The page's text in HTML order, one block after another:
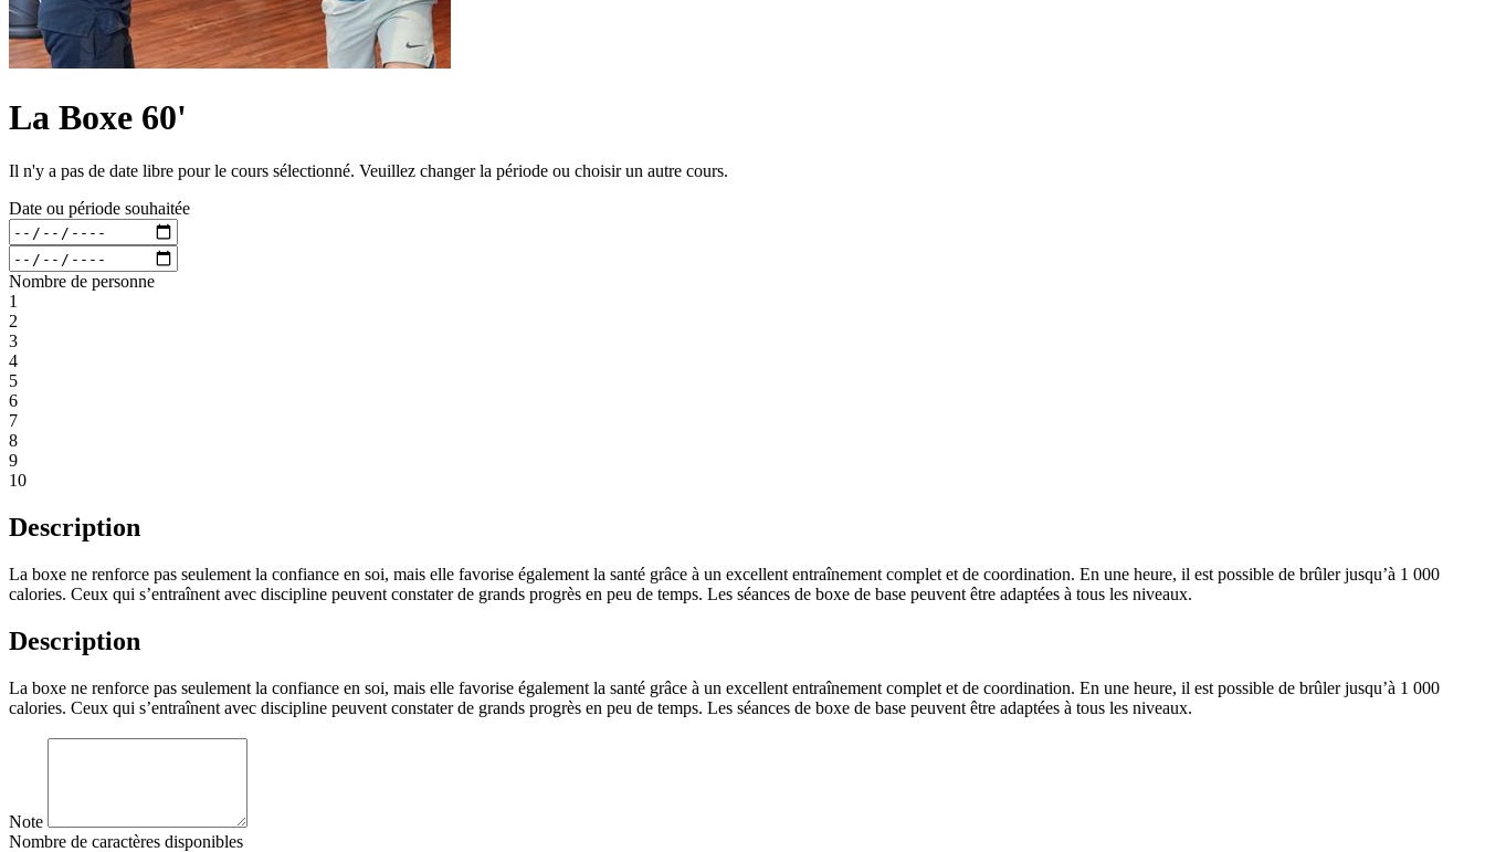
La Boxe 60'
Il n'y a pas de date libre pour le cours sélectionné. Veuillez changer la période ou choisir un autre cours.
Date ou période souhaitée
Nombre de personne
1
2
3
4
5
6
7
8
9
10
Description
La boxe ne renforce pas seulement la confiance en soi, mais elle favorise également la santé grâce à un excellent entraînement complet et de coordination. En une heure, il est possible de brûler jusqu’à 1 000
calories. Ceux qui s’entraînent avec discipline peuvent constater de grands progrès en peu de temps. Les séances de boxe de base peuvent être adaptées à tous les niveaux.
Description
La boxe ne renforce pas seulement la confiance en soi, mais elle favorise également la santé grâce à un excellent entraînement complet et de coordination. En une heure, il est possible de brûler jusqu’à 1 000
calories. Ceux qui s’entraînent avec discipline peuvent constater de grands progrès en peu de temps. Les séances de boxe de base peuvent être adaptées à tous les niveaux.
Note
Nombre de caractères disponibles